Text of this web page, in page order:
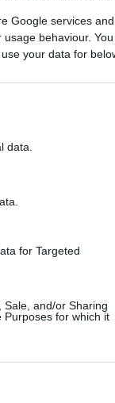
Google services
behaviour.
your data for
data.
for Targeted
Sale, and/or Sharing
Purposes for which it
vagy fürdés
segít megtartani
is behatoljon. A
bőr nem tudja
a voksod.
a
krémet, ami
hajlamos
fontos, ugyanis
és általános